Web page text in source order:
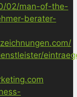
02/man-of-the-
berater-